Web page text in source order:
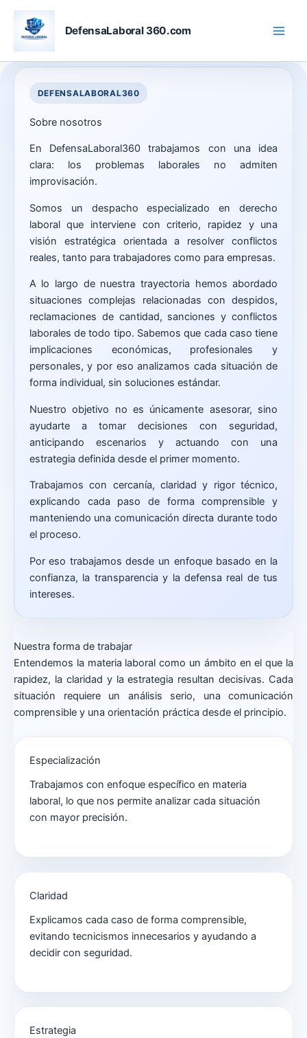
Skip
content
DefensaLaboral 360.com
Sobre nosotros
En DefensaLaboral360 trabajamos con una idea
clara: los problemas laborales no admiten
improvisación.
Somos un despacho especializado en derecho
laboral que interviene con criterio, rapidez y una
visión estratégica orientada a resolver conflictos
reales, tanto para trabajadores como para empresas.
A lo largo de nuestra trayectoria hemos abordado
situaciones complejas relacionadas con despidos,
reclamaciones de cantidad, sanciones y conflictos
laborales de todo tipo. Sabemos que cada caso tiene
implicaciones económicas, profesionales y
personales, y por eso analizamos cada situación de
forma individual, sin soluciones estándar.
Nuestro objetivo no es únicamente asesorar, sino
ayudarte a tomar decisiones con seguridad,
anticipando escenarios y actuando con una
estrategia definida desde el primer momento.
Trabajamos con cercanía, claridad y rigor técnico,
explicando cada paso de forma comprensible y
manteniendo una comunicación directa durante todo
el proceso.
Por eso trabajamos desde un enfoque basado en la
confianza, la transparencia y la defensa real de tus
intereses.
Nuestra forma de trabajar
Entendemos la materia laboral como un ámbito en el que la
rapidez, la claridad y la estrategia resultan decisivas. Cada
situación requiere un análisis serio, una comunicación
comprensible y una orientación práctica desde el principio.
Especialización
Trabajamos con enfoque específico en materia
laboral, lo que nos permite analizar cada situación
con mayor precisión.
Claridad
Explicamos cada caso de forma comprensible,
evitando tecnicismos innecesarios y ayudando a
decidir con seguridad.
Estrategia